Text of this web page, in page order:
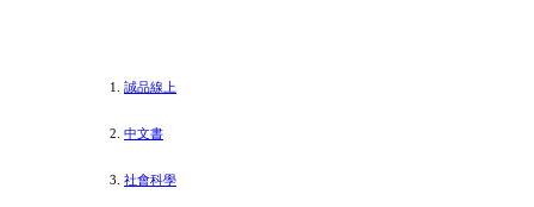
誠品線上
中文書
社會科學